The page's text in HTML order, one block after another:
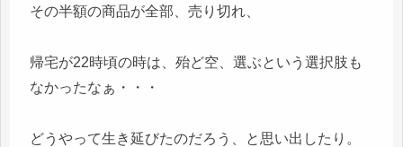
その半額の商品が全部、売り切れ、
帰宅が22時頃の時は、殆ど空、選ぶという選択肢も
なかったなぁ・・・
どうやって生き延びたのだろう、と思い出したり。